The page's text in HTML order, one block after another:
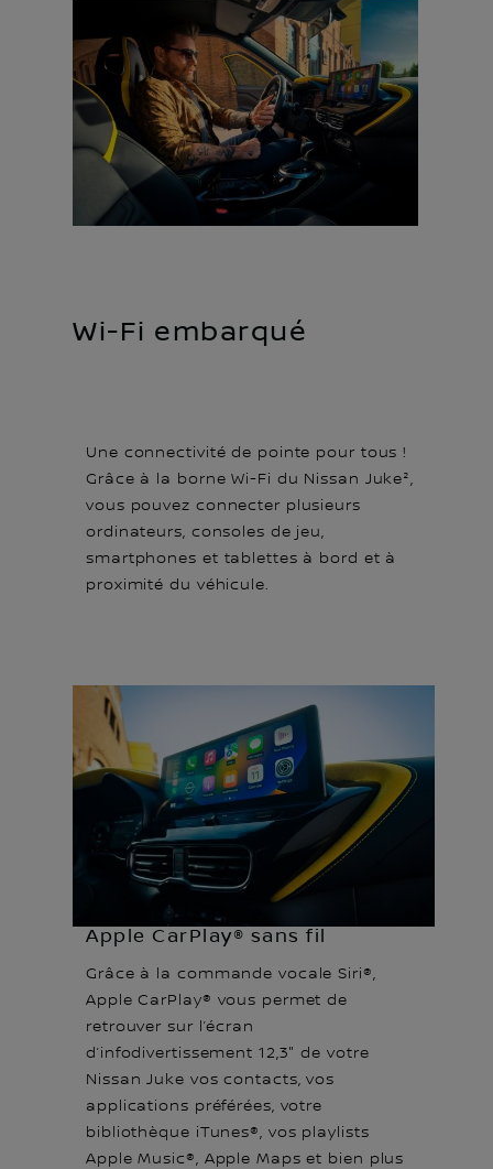
Wi-Fi embarqué
Une connectivité de pointe pour tous !
Grâce à la borne Wi-Fi du Nissan Juke²,
vous pouvez connecter plusieurs
ordinateurs, consoles de jeu,
smartphones et tablettes à bord et à
proximité du véhicule.
Apple CarPlay® sans fil
Grâce à la commande vocale Siri®,
Apple CarPlay® vous permet de
retrouver sur l’écran
d’infodivertissement 12,3" de votre
Nissan Juke vos contacts, vos
applications préférées, votre
bibliothèque iTunes®, vos playlists
Apple Music®, Apple Maps et bien plus